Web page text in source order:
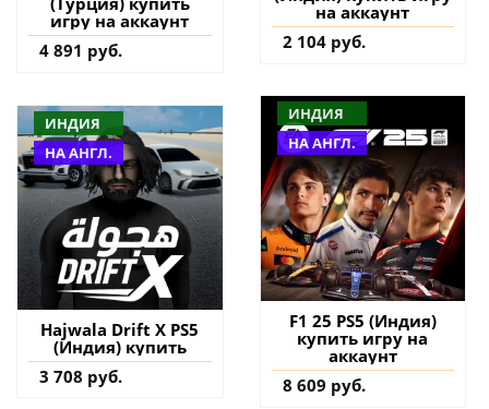
игру на аккаунт
4 891 руб.
на аккаунт
2 104 руб.
ИНДИЯ
НА АНГЛ.
Hajwala Drift X PS5
(Индия) купить
3 708 руб.
ИНДИЯ
НА АНГЛ.
F1 25 PS5 (Индия)
купить игру на
аккаунт
8 609 руб.